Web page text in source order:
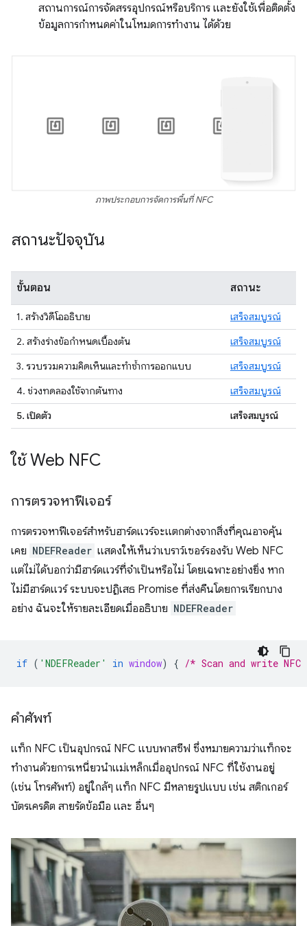
สถานการณ์การจัดสรรอุปกรณ์หรือบริการ และยังใช้เพื่อติดตั้ง
ข้อมูลการกำหนดค่าในโหมดการทำงาน ได้ด้วย
ภาพประกอบการจัดการพื้นที่ NFC
สถานะปัจจุบัน
ขั้นตอน สถานะ
1. สร้างวิดีโออธิบาย
เสร็จสมบูรณ์
2. สร้างร่างข้อกำหนดเบื้องต้น
เสร็จสมบูรณ์
3. รวบรวมความคิดเห็นและทำซ้ำการออกแบบ
เสร็จสมบูรณ์
4. ช่วงทดลองใช้จากต้นทาง
เสร็จสมบูรณ์
5. เปิดตัว
เสร็จสมบูรณ์
ใช้ Web NFC
การตรวจหาฟีเจอร์
การตรวจหาฟีเจอร์สำหรับฮาร์ดแวร์จะแตกต่างจากสิ่งที่คุณอาจคุ้น
เคย NDEFReader แสดงให้เห็นว่าเบราว์เซอร์รองรับ Web NFC
แต่ไม่ได้บอกว่ามีฮาร์ดแวร์ที่จำเป็นหรือไม่ โดยเฉพาะอย่างยิ่ง หาก
ไม่มีฮาร์ดแวร์ ระบบจะปฏิเสธ Promise ที่ส่งคืนโดยการเรียกบาง
อย่าง ฉันจะให้รายละเอียดเมื่ออธิบาย NDEFReader
if ( 'NDEFReader' in window) { /* Scan and write NFC
คำศัพท์
แท็ก NFC เป็นอุปกรณ์ NFC แบบพาสซีฟ ซึ่งหมายความว่าแท็กจะ
ทำงานด้วยการเหนี่ยวนำแม่เหล็กเมื่ออุปกรณ์ NFC ที่ใช้งานอยู่
(เช่น โทรศัพท์) อยู่ใกล้ๆ แท็ก NFC มีหลายรูปแบบ เช่น สติกเกอร์
บัตรเครดิต สายรัดข้อมือ และ อื่นๆ